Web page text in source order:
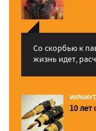
Со скорбью к
жизнь идет,
10